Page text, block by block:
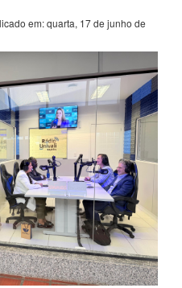
em: quarta, 17 de junho de